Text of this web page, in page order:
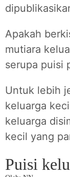
Apakah
mutiara
serupa puisi
Untuk lebih
keluarga
keluarga
kecil yang
Puisi